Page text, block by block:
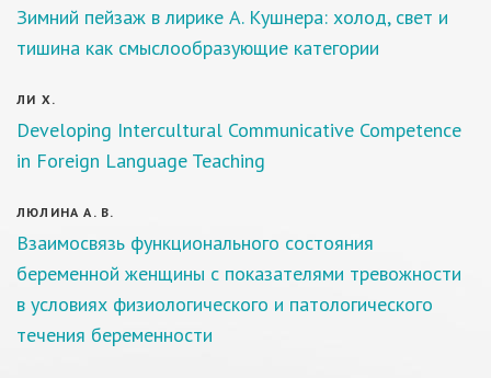
Зимний пейзаж в лирике А. Кушнера: холод, свет и
тишина как смыслообразующие категории
ЛИ Х.
Developing Intercultural Communicative Competence
in Foreign Language Teaching
ЛЮЛИНА А. В.
Взаимосвязь функционального состояния
беременной женщины с показателями тревожности
в условиях физиологического и патологического
течения беременности